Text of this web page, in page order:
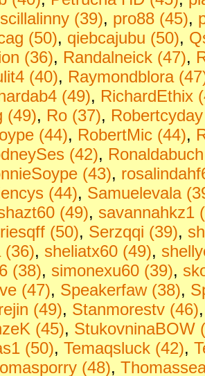
(39), pro88 (45),
(50), qiebcajubu (50),
(36), Randalneick (47),
(40), Raymondblora
(49), RichardEthix
(49), Ro (37),
(44), RobertMic (44),
(42),
(43),
(44), Samuelevala
(49), savannahkz1
(50), Serzqqi (39),
(36), sheliatx60 (49),
(38), simonexu60 (39),
(47), Speakerfaw (38),
(49), Stanmorestv (46)
(45), StukovninaBOW
(50), Temaqsluck (42),
(48),